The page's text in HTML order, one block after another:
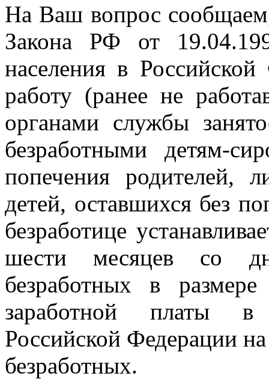
На Ваш вопрос
Закона РФ от
населения в
работу (ранее не
органами службы
безработными детям-
попечения родителей,
детей, оставшихся без
безработице
шести месяцев со
безработных в размере
заработной платы в
Российской Федерации на
безработных.